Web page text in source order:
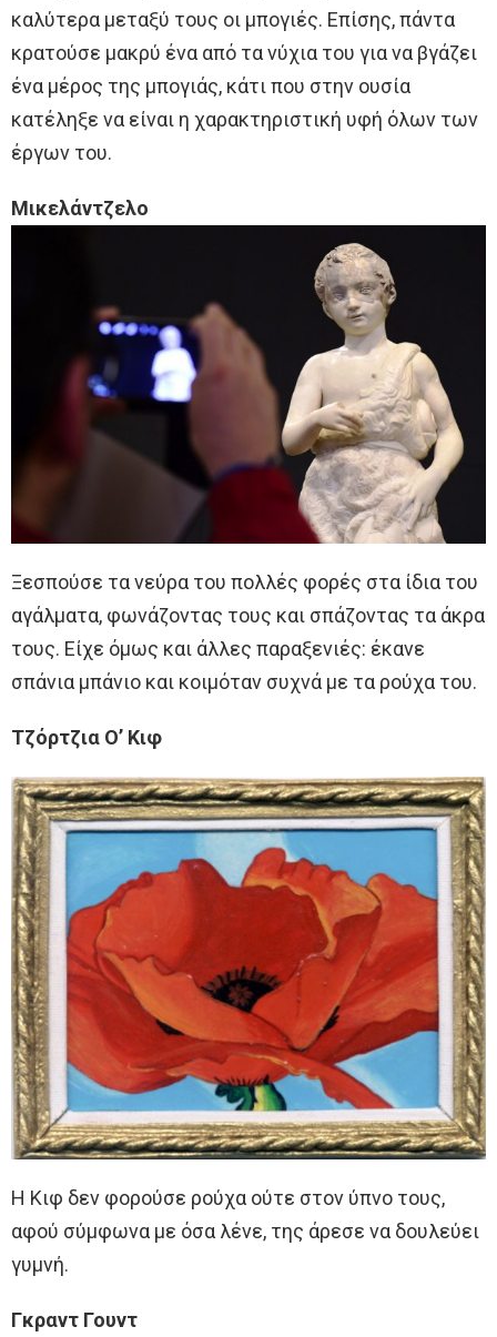
καλύτερα μεταξύ τους οι μπογιές. Επίσης, πάντα
κρατούσε μακρύ ένα από τα νύχια του για να βγάζει
ένα μέρος της μπογιάς, κάτι που στην ουσία
κατέληξε να είναι η χαρακτηριστική υφή όλων των
έργων του.
Μικελάντζελο
Ξεσπούσε τα νεύρα του πολλές φορές στα ίδια του
αγάλματα, φωνάζοντας τους και σπάζοντας τα άκρα
τους. Είχε όμως και άλλες παραξενιές: έκανε
σπάνια μπάνιο και κοιμόταν συχνά με τα ρούχα του.
Τζόρτζια Ο’ Κιφ
Η Κιφ δεν φορούσε ρούχα ούτε στον ύπνο τους,
αφού σύμφωνα με όσα λένε, της άρεσε να δουλεύει
γυμνή.
Γκραντ Γουντ